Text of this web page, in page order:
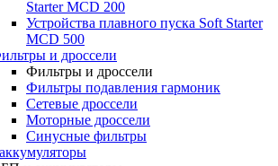
Starter MCD 200
Устройства плавного пуска Soft Starter
MCD 500
и дроссели
Фильтры и дроссели
Фильтры подавления гармоник
Сетевые дроссели
Моторные дроссели
Синусные фильтры